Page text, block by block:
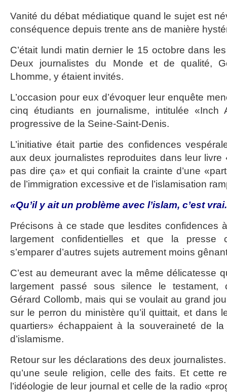
Vanité du débat médiatique quand le sujet est
conséquence depuis trente ans de manière
C’était lundi matin dernier le 15 octobre dans
Deux journalistes du Monde et de qualité,
Lhomme, y étaient invités.
L’occasion pour eux d’évoquer leur enquête
cinq étudiants en journalisme, intitulée «Inch
progressive de la Seine-Saint-Denis.
L’initiative était partie des confidences
aux deux journalistes reproduites dans leur livre
pas dire ça» et qui confiait la crainte d’une
de l’immigration excessive et de l’islamisation
«Qu’il y ait un problème avec l’islam, c’est
Précisons à ce stade que lesdites confidences
largement confidentielles et que la presse
s’emparer d’autres sujets autrement moins
C’est au demeurant avec la même délicatesse
largement passé sous silence le testament,
Gérard Collomb, mais qui se voulait au grand
sur le perron du ministère qu’il quittait, et dans
quartiers» échappaient à la souveraineté de
d’islamisme.
Retour sur les déclarations des deux
qu’une seule religion, celle des faits. Et cette
l’idéologie de leur journal et celle de la radio